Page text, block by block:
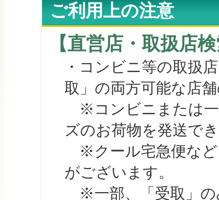
ご利用上の注意
【直営店・取扱店
・コンビニ等の取扱
取」の両方可能な店
※コンビニまたは一
ズのお荷物を発送で
※クール宅急便など
がございます。
※一部、「受取」の